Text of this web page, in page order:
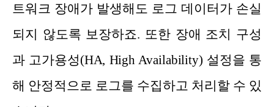
트워크 장애가 발생해도 로그 데이터가 손실
되지 않도록 보장하죠. 또한 장애 조치 구성
과 고가용성(HA, High Availability) 설정을 통
해 안정적으로 로그를 수집하고 처리할 수 있